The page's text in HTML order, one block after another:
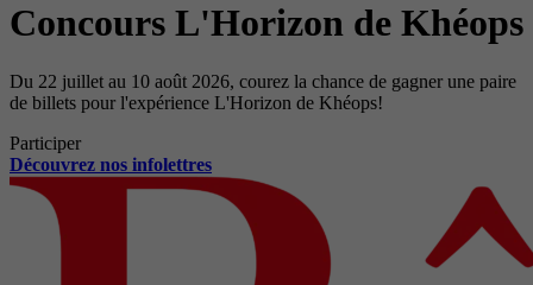
Concours L'Horizon de Khéops
Du 22 juillet au 10 août 2026, courez la chance de gagner une paire
de billets pour l'expérience L'Horizon de Khéops!
Participer
Découvrez nos infolettres